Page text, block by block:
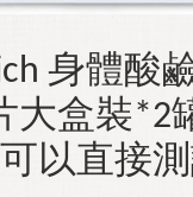
身體酸
大盒裝*2
以直接測